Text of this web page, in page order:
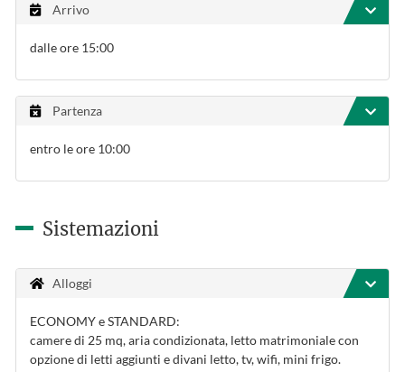
Arrivo
dalle ore 15:00
Partenza
entro le ore 10:00
Sistemazioni
Alloggi
ECONOMY e STANDARD:
camere di 25 mq, aria condizionata, letto matrimoniale con
opzione di letti aggiunti e divani letto, tv, wifi, mini frigo.